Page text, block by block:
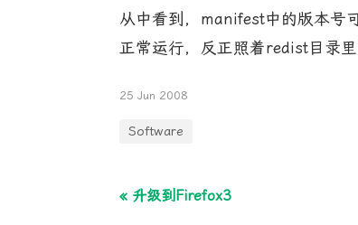
从中看到，manifest中的版本号
正常运行，反正照着redist目录里
25 Jun 2008
Software
« 升级到Firefox3